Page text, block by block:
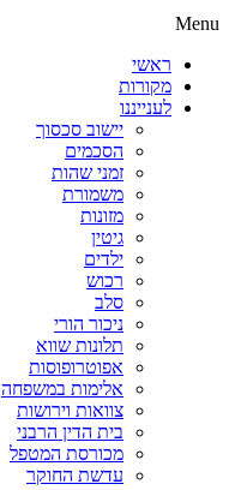
Menu
ראשי
מקורות
לענייננו
יישוב סכסוך
הסכמים
זמני שהות
משמורת
מזונות
גיטין
ילדים
רכוש
סלב
ניכור הורי
תלונות שווא
אפוטרופוסות
אלימות במשפחה
צוואות וירושות
בית הדין הרבני
מכורסת המטפל
עדשת החוקר